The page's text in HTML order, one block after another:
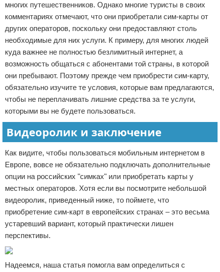
многих путешественников. Однако многие туристы в своих
комментариях отмечают, что они приобретали сим-карты от
других операторов, поскольку они предоставляют столь
необходимые для них услуги. К примеру, для многих людей
куда важнее не полностью безлимитный интернет, а
возможность общаться с абонентами той страны, в которой
они пребывают. Поэтому прежде чем приобрести сим-карту,
обязательно изучите те условия, которые вам предлагаются,
чтобы не переплачивать лишние средства за те услуги,
которыми вы не будете пользоваться.
Видеоролик и заключение
Как видите, чтобы пользоваться мобильным интернетом в
Европе, вовсе не обязательно подключать дополнительные
опции на российских "симках" или приобретать карты у
местных операторов. Хотя если вы посмотрите небольшой
видеоролик, приведенный ниже, то поймете, что
приобретение сим-карт в европейских странах – это весьма
устаревший вариант, который практически лишен
перспективы.
Надеемся, наша статья помогла вам определиться с